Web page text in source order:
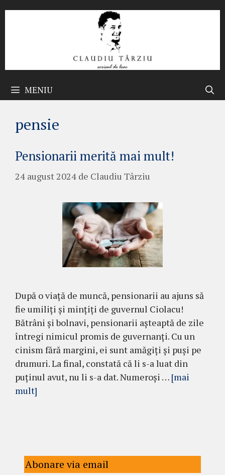
MENIU
pensie
Pensionarii merită mai mult!
24 august 2024 de Claudiu Târziu
După o viață de muncă, pensionarii au ajuns să
fie umiliți și mințiți de guvernul Ciolacu!
Bătrâni și bolnavi, pensionarii așteaptă de zile
întregi nimicul promis de guvernanți. Cu un
cinism fără margini, ei sunt amăgiți și puși pe
drumuri. La final, constată că li s-a luat din
puținul avut, nu li s-a dat. Numeroși … [mai
mult]
Abonare via email